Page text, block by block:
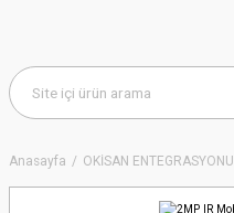
Anasayfa OKİSAN ENTEGRASYONU